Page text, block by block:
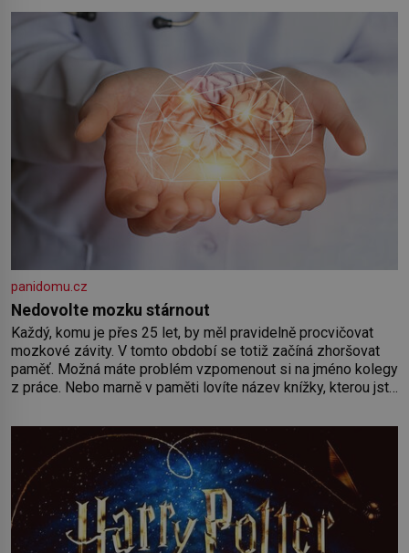
by pokoj miminka měl působit především klidně a útulně.
Předškolní věk je
panidomu.cz
Nedovolte mozku stárnout
Každý, komu je přes 25 let, by měl pravidelně procvičovat
mozkové závity. V tomto období se totiž začíná zhoršovat
paměť. Možná máte problém vzpomenout si na jméno kolegy
z práce. Nebo marně v paměti lovíte název knížky, kterou jste
paměť rozhodla stávkovat. Cvičte